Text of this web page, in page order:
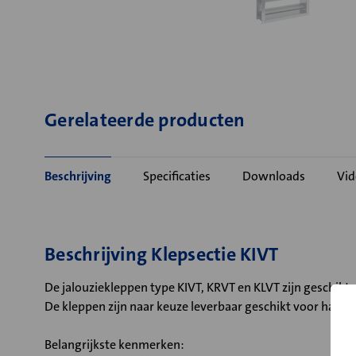
Gerelateerde producten
Beschrijving Specificaties Downloads
Beschrijving Klepsectie KIVT
De jalouziekleppen type KIVT, KRVT en KLVT zijn
De kleppen zijn naar keuze leverbaar geschikt voor
Belangrijkste kenmerken: